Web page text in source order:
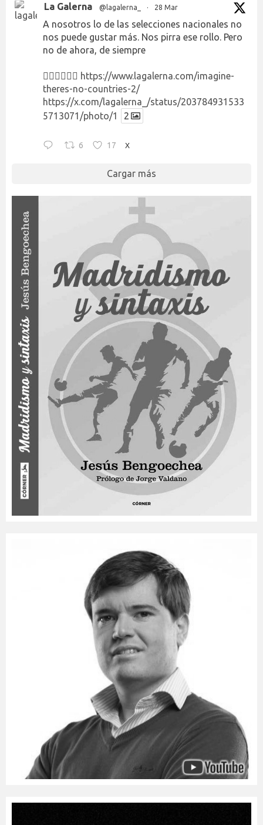
La Galerna @lagalerna_ · 28 Mar
A nosotros lo de las selecciones nacionales no
nos puede gustar más. Nos pirra ese rollo. Pero
no de ahora, de siempre
👉🏻👉🏻👉🏻 https://www.lagalerna.com/imagine-
theres-no-countries-2/
https://x.com/lagalerna_/status/203784931533
5713071/photo/1
2
6 17 X
Cargar más